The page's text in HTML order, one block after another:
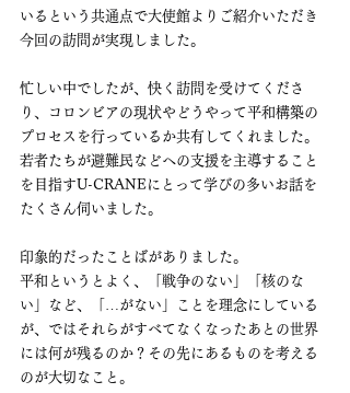
いるという共通点で大使館よりご紹介いただき
今回の訪問が実現しました。
忙しい中でしたが、快く訪問を受けてくださ
り、コロンビアの現状やどうやって平和構築の
プロセスを行っているか共有してくれました。
若者たちが避難民などへの支援を主導すること
を目指すU-CRANEにとって学びの多いお話を
たくさん伺いました。
印象的だったことばがありました。
平和というとよく、「戦争のない」「核のな
い」など、「…がない」ことを理念にしている
が、ではそれらがすべてなくなったあとの世界
には何が残るのか？その先にあるものを考える
のが大切なこと。